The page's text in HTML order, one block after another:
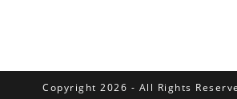
Copyright 2026 - All Rights